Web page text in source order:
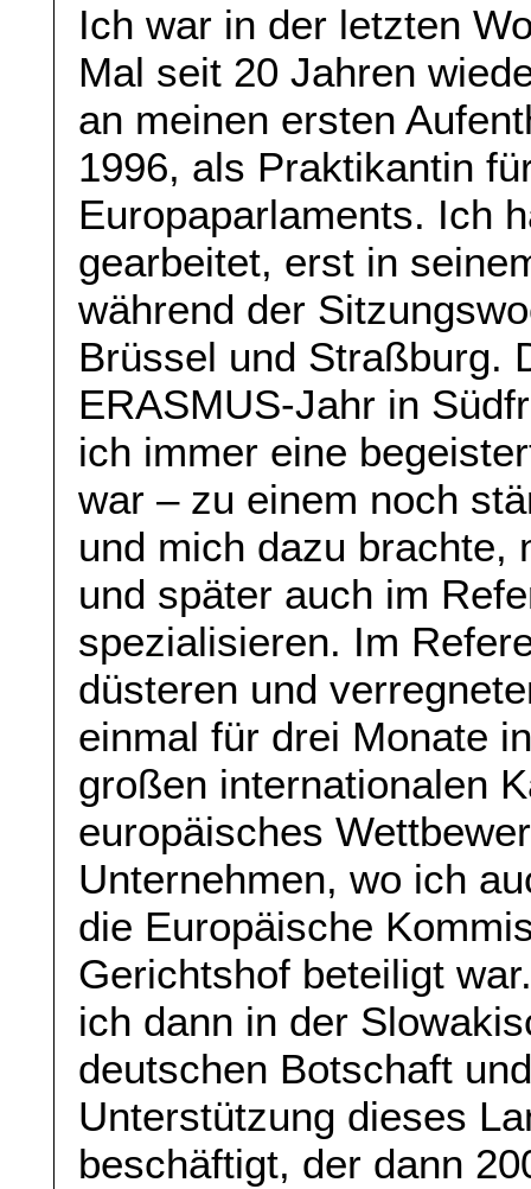
Ich war in der letzten
Mal seit 20 Jahren
an meinen ersten
1996, als Praktikantin
Europaparlaments. Ich
gearbeitet, erst in
während der
Brüssel und Straßburg.
ERASMUS-Jahr in
ich immer eine
war – zu einem noch
und mich dazu brachte,
und später auch im
spezialisieren. Im
düsteren und
einmal für drei Monate
großen internationalen
europäisches
Unternehmen, wo ich
die Europäische
Gerichtshof beteiligt
ich dann in der
deutschen Botschaft
Unterstützung dieses
beschäftigt, der dann